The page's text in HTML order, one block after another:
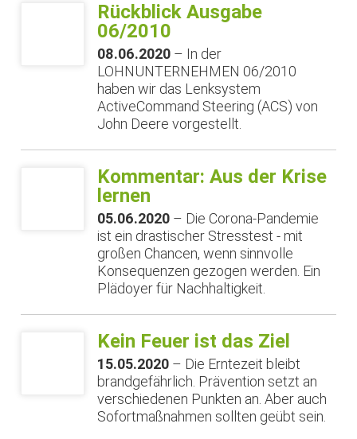
Rückblick Ausgabe
06/2010
08.06.2020 – In der
LOHNUNTERNEHMEN 06/2010
haben wir das Lenksystem
ActiveCommand Steering (ACS) von
John Deere vorgestellt.
Kommentar: Aus der Krise
lernen
05.06.2020 – Die Corona-Pandemie
ist ein drastischer Stresstest - mit
großen Chancen, wenn sinnvolle
Konsequenzen gezogen werden. Ein
Plädoyer für Nachhaltigkeit.
Kein Feuer ist das Ziel
15.05.2020 – Die Erntezeit bleibt
brandgefährlich. Prävention setzt an
verschiedenen Punkten an. Aber auch
Sofortmaßnahmen sollten geübt sein.